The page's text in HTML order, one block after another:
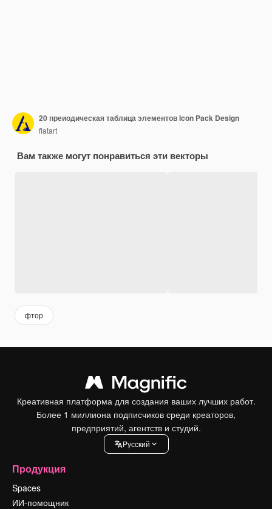
20 преиодическая таблица элементов Icon Pack Design
flatart
Вам также могут понравиться эти векторы
фтор
Креативная платформа для создания ваших лучших работ.
Более 1 миллиона подписчиков среди креаторов,
предприятий, агентств и студий.
Pусский
Продукция
Spaces
ИИ-помощник